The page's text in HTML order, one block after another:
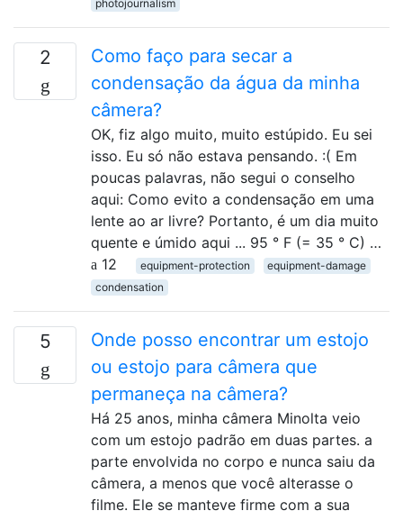
photojournalism
2
Como faço para secar a
condensação da água da minha
câmera?
OK, fiz algo muito, muito estúpido. Eu sei
isso. Eu só não estava pensando. :( Em
poucas palavras, não segui o conselho
aqui: Como evito a condensação em uma
lente ao ar livre? Portanto, é um dia muito
quente e úmido aqui ... 95 ° F (= 35 ° C) …
12
equipment-protection
equipment-damage
condensation
5
Onde posso encontrar um estojo
ou estojo para câmera que
permaneça na câmera?
Há 25 anos, minha câmera Minolta veio
com um estojo padrão em duas partes. a
parte envolvida no corpo e nunca saiu da
câmera, a menos que você alterasse o
filme. Ele se manteve firme com a sua